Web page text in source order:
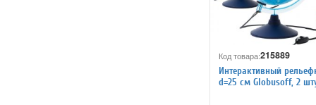
Код товара:215889
Интерактивный
d=25 см Globusoff, 2